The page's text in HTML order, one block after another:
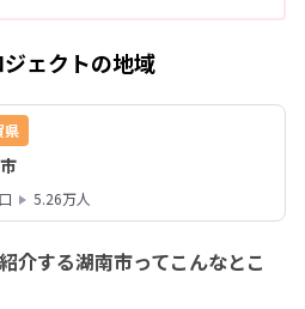
ェクトの地域
県
5.26万人
介する湖南市ってこんなとこ